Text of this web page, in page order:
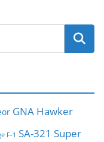
GNA Hawker
F-1 SA-321 Super